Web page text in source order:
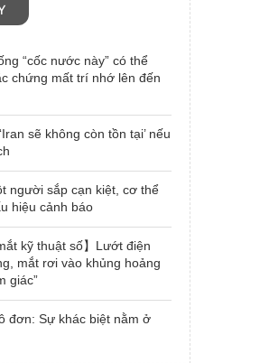
“cốc nước này” có thể
chứng mất trí nhớ lên đến
sẽ không còn tồn tại’ nếu
người sắp cạn kiệt, cơ thể
hiệu cảnh báo
kỹ thuật số】Lướt điện
mắt rơi vào khủng hoảng
giác”
đơn: Sự khác biệt nằm ở